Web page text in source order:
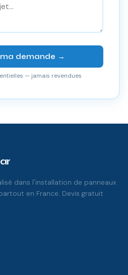
ma demande →
— jamais revendues
dans l'installation de panneaux
en France. Devis gratuit